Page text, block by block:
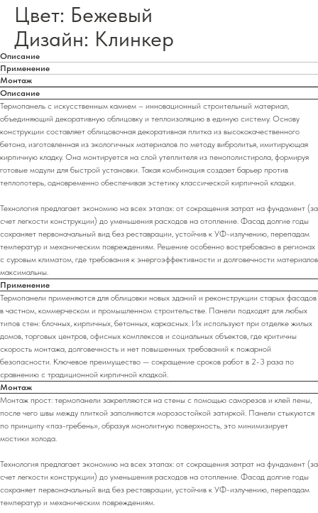
Цвет: Бежевый
Дизайн: Клинкер
Описание
Применение
Монтаж
Описание
Термопанель с искусственным камнем – инновационный строительный материал,
объединяющий декоративную облицовку и теплоизоляцию в единую систему. Основу
конструкции составляет облицовочная декоративная плитка из высококачественного
бетона, изготовленная из экологичных материалов по методу вибролитья, имитирующая
кирпичную кладку. Она монтируется на слой утеплителя из пенополистирола, формируя
готовые модули для быстрой установки. Такая комбинация создает барьер против
теплопотерь, одновременно обеспечивая эстетику классической кирпичной кладки.
Технология предлагает экономию на всех этапах: от сокращения затрат на фундамент (за
счет легкости конструкции) до уменьшения расходов на отопление. Фасад долгие годы
сохраняет первоначальный вид без реставрации, устойчив к УФ-излучению, перепадам
температур и механическим повреждениям. Решение особенно востребовано в регионах
с суровым климатом, где требования к энергоэффективности и долговечности материалов
максимальны.
Применение
Термопанели применяются для облицовки новых зданий и реконструкции старых фасадов
в частном, коммерческом и промышленном строительстве. Панели подходят для любых
типов стен: блочных, кирпичных, бетонных, каркасных. Их используют при отделке жилых
домов, торговых центров, офисных комплексов и социальных объектов, где критичны
скорость монтажа, долговечность и нет повышенных требований к пожарной
безопасности. Ключевое преимущество — сокращение сроков работ в 2-3 раза по
сравнению с традиционной кирпичной кладкой.
Монтаж
Монтаж прост: термопанели закрепляются на стены с помощью саморезов и клей пены,
после чего швы между плиткой заполняются морозостойкой затиркой. Панели стыкуются
по принципу «паз-гребень», образуя монолитную поверхность, это минимизирует
мостики холода.
Технология предлагает экономию на всех этапах: от сокращения затрат на фундамент (за
счет легкости конструкции) до уменьшения расходов на отопление. Фасад долгие годы
сохраняет первоначальный вид без реставрации, устойчив к УФ-излучению, перепадам
температур и механическим повреждениям.